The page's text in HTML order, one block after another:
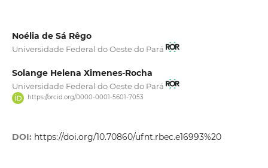
Noélia de Sá Rêgo
Universidade Federal do Oeste do Pará
Solange Helena Ximenes-Rocha
Universidade Federal do Oeste do Pará
https://orcid.org/0000-0001-5601-7053
DOI: https://doi.org/10.70860/ufnt.rbec.e16993%20